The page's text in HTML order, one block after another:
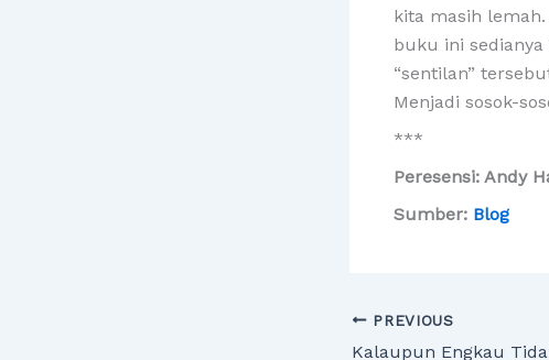
kita masih
buku ini sedianya
“sentilan”
Menjadi sosok-
***
Peresensi: Andy
Sumber: Blog
PREVIOUS